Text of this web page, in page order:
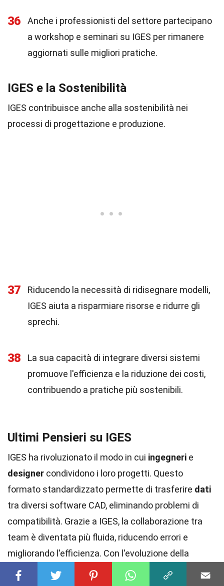
36
Anche i professionisti del settore partecipano
a workshop e seminari su IGES per rimanere
aggiornati sulle migliori pratiche.
IGES e la Sostenibilità
IGES contribuisce anche alla sostenibilità nei
processi di progettazione e produzione.
37
Riducendo la necessità di ridisegnare modelli,
IGES aiuta a risparmiare risorse e ridurre gli
sprechi.
38
La sua capacità di integrare diversi sistemi
promuove l'efficienza e la riduzione dei costi,
contribuendo a pratiche più sostenibili.
Ultimi Pensieri su IGES
IGES ha rivoluzionato il modo in cui ingegneri e
designer condividono i loro progetti. Questo
formato standardizzato permette di trasferire dati
tra diversi software CAD, eliminando problemi di
compatibilità. Grazie a IGES, la collaborazione tra
team è diventata più fluida, riducendo errori e
migliorando l'efficienza. Con l'evoluzione della
tecnologia, IGES continua a essere un punto di